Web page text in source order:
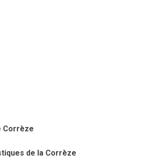
Corrèze
de la Corrèze